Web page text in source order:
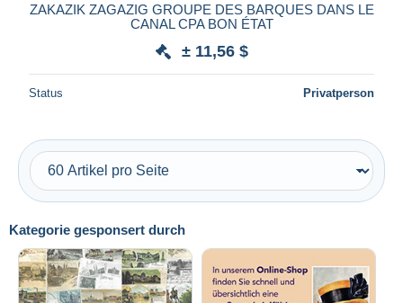
Kategorie gesponsert durch
ZAKAZIK ZAGAZIG GROUPE DES BARQUES DANS LE
CANAL CPA BON ÉTAT
± 11,56 $
Status Privatperson